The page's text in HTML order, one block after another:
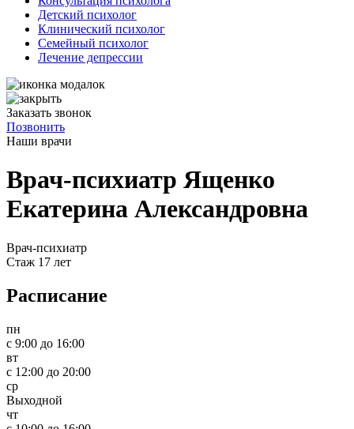
Детский психолог
Клинический психолог
Семейный психолог
Лечение депрессии
Заказать звонок
Позвонить
Наши врачи
Врач-психиатр Ященко
Екатерина Александровна
Врач-психиатр
Стаж 17 лет
Расписание
пн
c 9:00 до 16:00
вт
c 12:00 до 20:00
ср
Выходной
чт